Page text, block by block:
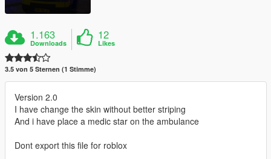
1.163
Downloads
12
Likes
3.5 von 5 Sternen (1 Stimme)
Version 2.0
I have change the skin without better striping
And i have place a medic star on the ambulance
Dont export this file for roblox